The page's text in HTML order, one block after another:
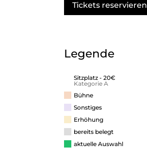
Tickets reservieren
Legende
Sitzplatz - 20€
Kategorie A
Bühne
Sonstiges
Erhöhung
bereits belegt
aktuelle Auswahl